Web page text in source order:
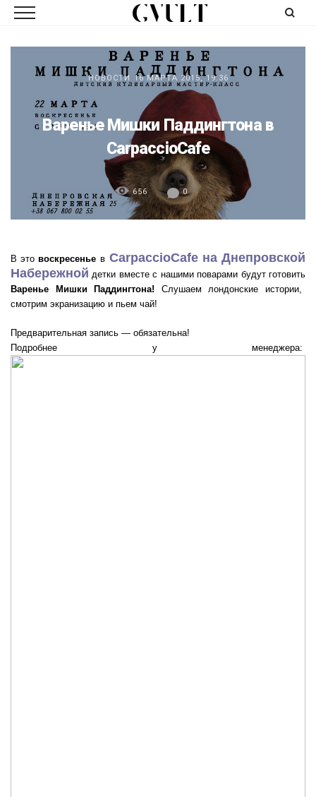
НОВОСТИ 16 МАРТА 2015, 19:36
Варенье Мишки Паддингтона в
CarpaccioCafe
656 0
В это воскресенье вCarpaccioCafe на Днепровской
Набережной детки вместе с нашими поварами будут готовить
Варенье Мишки Паддингтона! Слушаем лондонские истории,
смотрим экранизацию и пьем чай!
Предварительная запись — обязательна!
Подробнее у менеджера: